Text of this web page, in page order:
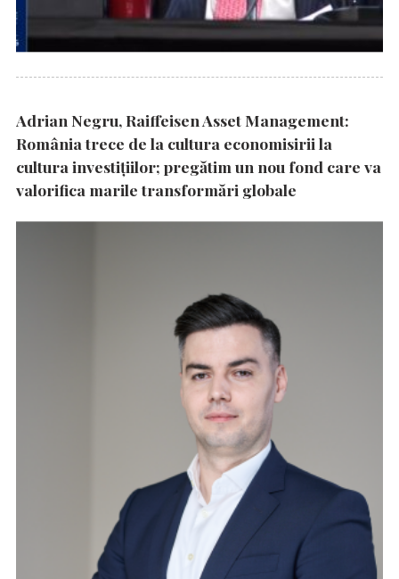
Adrian Negru, Raiffeisen Asset Management:
România trece de la cultura economisirii la
cultura investițiilor; pregătim un nou fond care va
valorifica marile transformări globale